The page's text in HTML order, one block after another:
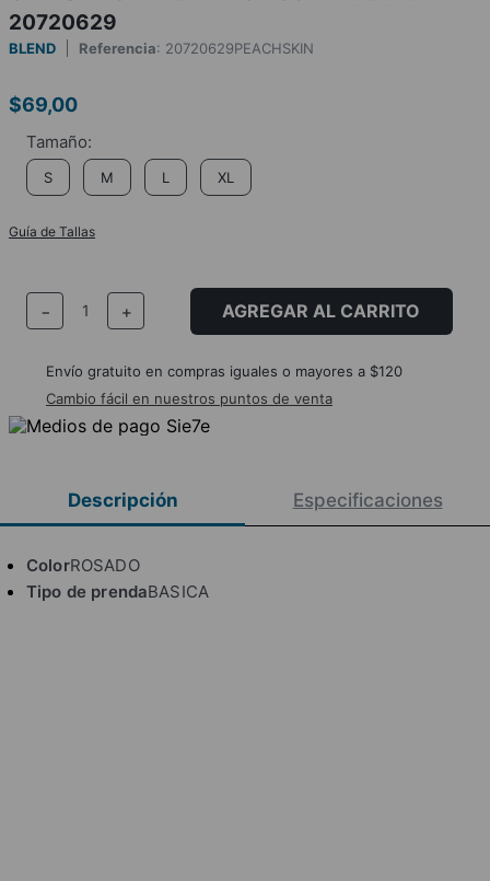
20720629
BLEND Referencia: 20720629PEACHSKIN
$69,00
S M L XL
Guía de Tallas
＋
－ AGREGAR AL CARRITO
Envío gratuito en compras iguales o mayores a $120
Cambio fácil en nuestros puntos de venta
Descripción Especificaciones
ColorROSADO
Tipo de prendaBASICA